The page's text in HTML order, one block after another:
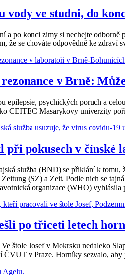
vody ve studni, do
a po konci zimy si nechejte odborně
že se chováte odpovědně ke
v Brně:
epilepsie, psychických poruch a
CEITEC Masarykovy univerzity
pokusech v čínské
služba (BND) se přiklání k tomu,
(SZ) a Zeit. Podle nich se
organizace (WHO) vyhlásila
po třiceti letech
štole Josef v Mokrsku nedaleko
ČVUT v Praze. Horníky sezvalo,